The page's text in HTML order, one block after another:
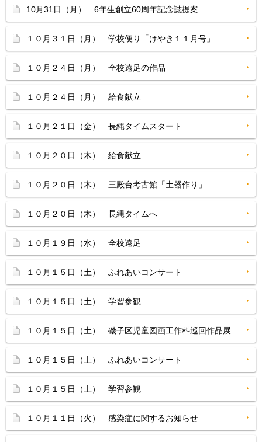
10月31日（月） 6年生創立60周年記念誌提案
１０月３１日（月） 学校便り「けやき１１月号」
１０月２４日（月） 全校遠足の作品
１０月２４日（月） 給食献立
１０月２１日（金） 長縄タイムスタート
１０月２０日（木） 給食献立
１０月２０日（木） 三殿台考古館「土器作り」
１０月２０日（木） 長縄タイムへ
１０月１９日（水） 全校遠足
１０月１５日（土） ふれあいコンサート
１０月１５日（土） 学習参観
１０月１５日（土） 磯子区児童図画工作科巡回作品展
１０月１５日（土） ふれあいコンサート
１０月１５日（土） 学習参観
１０月１１日（火） 感染症に関するお知らせ